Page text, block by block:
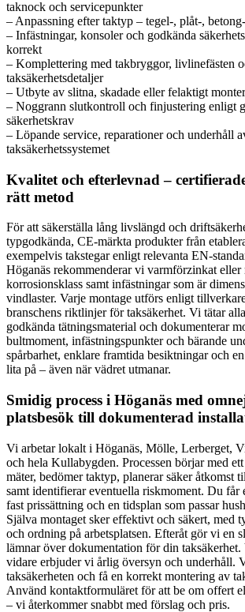
taknock och servicepunkter
– Anpassning efter taktyp – tegel-, plåt-,
– Infästningar, konsoler och godkända
korrekt
– Komplettering med takbryggor, livlinefästen
taksäkerhetsdetaljer
– Utbyte av slitna, skadade eller felaktigt
– Noggrann slutkontroll och finjustering enligt
säkerhetskrav
– Löpande service, reparationer och underhåll
taksäkerhetssystemet
Kvalitet och efterlevnad –
rätt metod
För att säkerställa lång livslängd och
typgodkända, CE-märkta produkter från
exempelvis takstegar enligt relevanta EN-
Höganäs rekommenderar vi varmförzinkat
korrosionsklass samt infästningar som är
vindlaster. Varje montage utförs enligt
branschens riktlinjer för taksäkerhet. Vi tätar
godkända tätningsmaterial och dokumenterar
bultmoment, infästningspunkter och bärande
spårbarhet, enklare framtida besiktningar och
lita på – även när vädret utmanar.
Smidig process i Höganäs med
platsbesök till dokumenterad
Vi arbetar lokalt i Höganäs, Mölle, Lerberget,
och hela Kullabygden. Processen börjar med
mäter, bedömer taktyp, planerar säker åtkomst
samt identifierar eventuella riskmoment. Du får
fast prissättning och en tidsplan som passar
Själva montaget sker effektivt och säkert, med
och ordning på arbetsplatsen. Efteråt gör vi en
lämnar över dokumentation för din
vidare erbjuder vi årlig översyn och underhåll.
taksäkerheten och få en korrekt montering av
Använd kontaktformuläret för att be om offert
– vi återkommer snabbt med förslag och pris.